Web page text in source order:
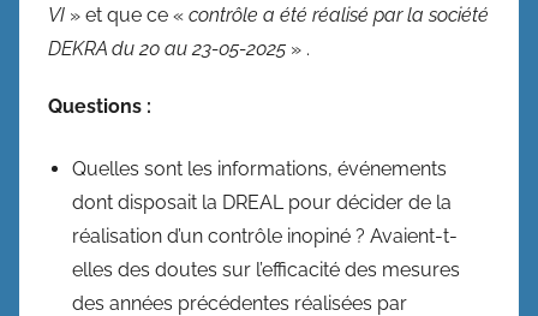
VI » et que ce « contrôle a été réalisé par la société
DEKRA du 20 au 23-05-2025 » .
Questions :
Quelles sont les informations, événements
dont disposait la DREAL pour décider de la
réalisation d’un contrôle inopiné ? Avaient-t-
elles des doutes sur l’efficacité des mesures
des années précédentes réalisées par